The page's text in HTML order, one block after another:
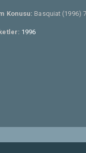
Konusu: Basquiat (1996)
1996